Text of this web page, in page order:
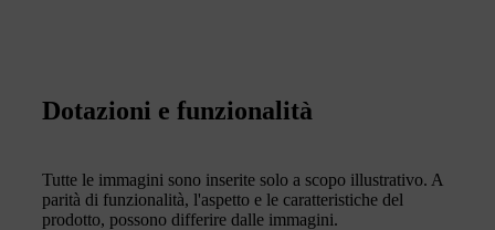
Dotazioni e funzionalità
Tutte le immagini sono inserite solo a scopo illustrativo. A
parità di funzionalità, l'aspetto e le caratteristiche del
prodotto, possono differire dalle immagini.